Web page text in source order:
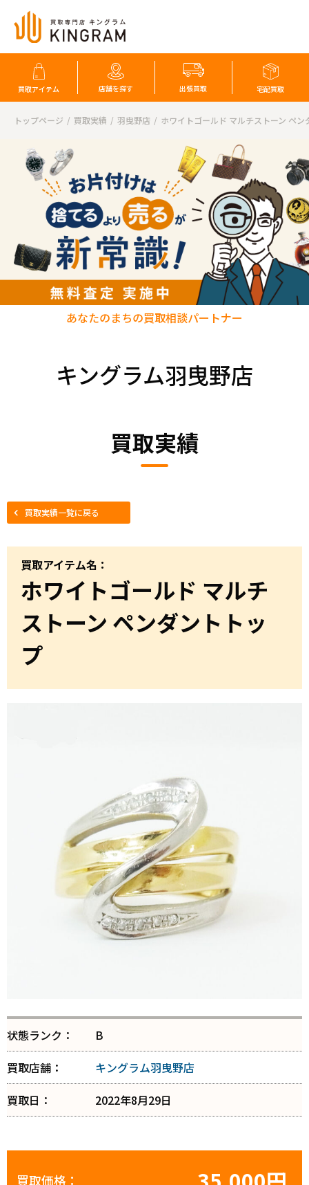
買取アイテム 店舗を探す 出張買取 宅配買取
トップページ 買取実績 羽曳野店 ホワイトゴールド マルチストーン ペン
キングラム羽曳野店
あなたのまちの買取相談パートナー
買取実績
買取実績一覧に戻る
買取アイテム名：
ホワイトゴールド マルチ
ストーン ペンダントトッ
プ
状態ランク：
B
買取店舗：
キングラム羽曳野店
買取日：
2022年8月29日
買取価格：